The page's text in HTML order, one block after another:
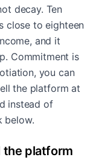
decay. Ten
close to eighteen
and it
Commitment is
you can
the platform at
instead of
below.
the platform